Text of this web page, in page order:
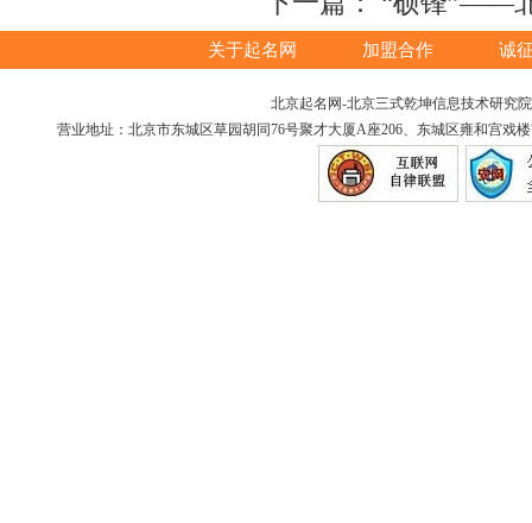
关于起名网 加盟合作 诚
北京起名网-北京三式乾坤信息技术研究
营业地址：北京市东城区草园胡同76号聚才大厦A座206、东城区雍和宫戏